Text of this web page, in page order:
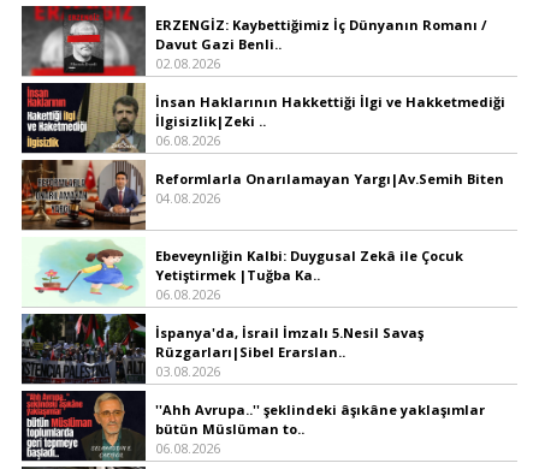
ERZENGİZ: Kaybettiğimiz İç Dünyanın Romanı /
Davut Gazi Benli..
02.08.2026
İnsan Haklarının Hakkettiği İlgi ve Hakketmediği
İlgisizlik|Zeki ..
06.08.2026
Reformlarla Onarılamayan Yargı|Av.Semih Biten
04.08.2026
Ebeveynliğin Kalbi: Duygusal Zekâ ile Çocuk
Yetiştirmek |Tuğba Ka..
06.08.2026
İspanya'da, İsrail İmzalı 5.Nesil Savaş
Rüzgarları|Sibel Erarslan..
03.08.2026
''Ahh Avrupa..'' şeklindeki âşıkâne yaklaşımlar
bütün Müslüman to..
06.08.2026